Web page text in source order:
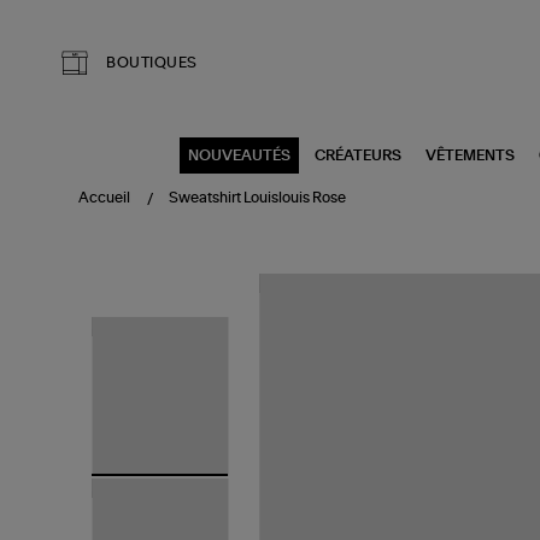
BOUTIQUES
NOUVEAUTÉS CRÉATEURS VÊTEMENTS
Accueil Sweatshirt Louislouis Rose